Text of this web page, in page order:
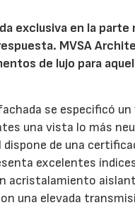
exclusiva en la
MVSA
de lujo para
se especificó
una vista lo más
dispone de una
excelentes
acristalamiento
una elevada